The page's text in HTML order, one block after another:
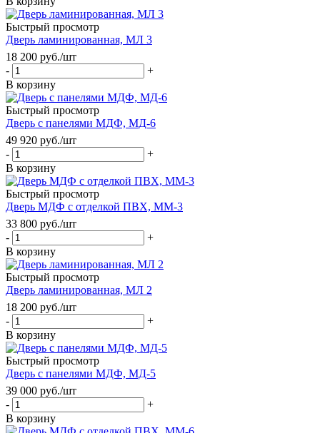
Быстрый просмотр
Дверь ламинированная, МЛ 3
18 200 руб./шт
-
+
В корзину
Быстрый просмотр
Дверь с панелями МДФ, МД-6
49 920 руб./шт
-
+
В корзину
Быстрый просмотр
Дверь МДФ с отделкой ПВХ, ММ-3
33 800 руб./шт
-
+
В корзину
Быстрый просмотр
Дверь ламинированная, МЛ 2
18 200 руб./шт
-
+
В корзину
Быстрый просмотр
Дверь с панелями МДФ, МД-5
39 000 руб./шт
-
+
В корзину